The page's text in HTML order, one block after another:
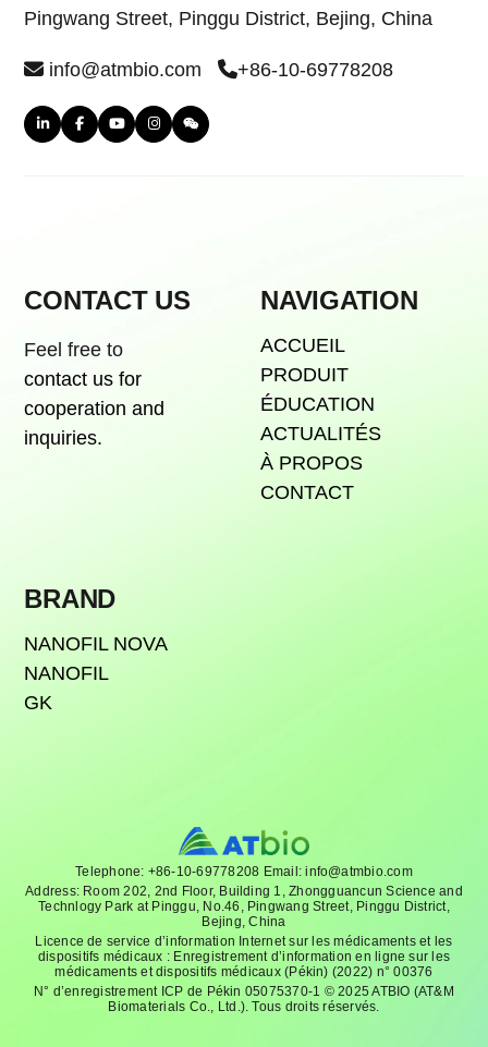
Pingwang Street, Pinggu District, Bejing, China
info@atmbio.com +86-10-69778208
CONTACT US
Feel free to
contact us for
cooperation and
inquiries.
NAVIGATION
ACCUEIL
PRODUIT
ÉDUCATION
ACTUALITÉS
À PROPOS
CONTACT
BRAND
NANOFIL NOVA
NANOFIL
GK
Telephone: +86-10-69778208 Email: info@atmbio.com
Address: Room 202, 2nd Floor, Building 1, Zhongguancun Science and
Technlogy Park at Pinggu, No.46, Pingwang Street, Pinggu District,
Bejing, China
Licence de service d’information Internet sur les médicaments et les
dispositifs médicaux : Enregistrement d’information en ligne sur les
médicaments et dispositifs médicaux (Pékin) (2022) n° 00376
N° d’enregistrement ICP de Pékin 05075370-1 © 2025 ATBIO (AT&M
Biomaterials Co., Ltd.). Tous droits réservés.